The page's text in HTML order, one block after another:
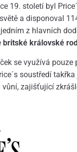
19. století byl
a disponoval
jedním z hlavních
britské královské
se využívá pouze
soustředí
vůní, zajišťující